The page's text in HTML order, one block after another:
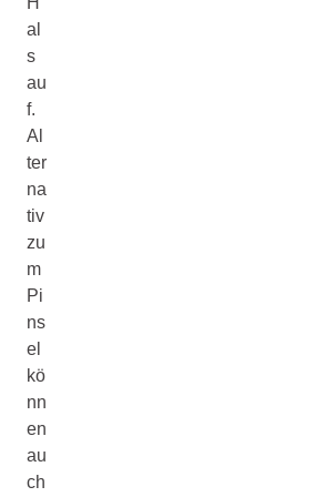
al
s
au
f.
Al
ter
na
tiv
zu
m
Pi
ns
el
kö
nn
en
au
ch